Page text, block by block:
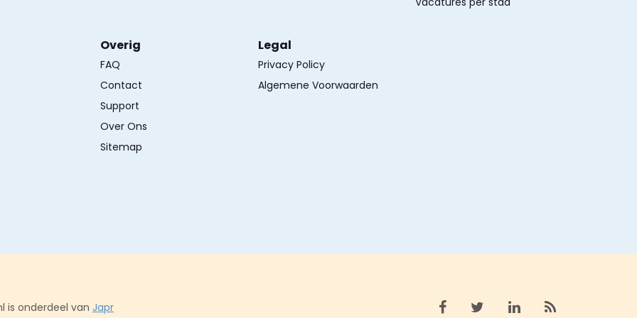
Overig
FAQ
Contact
Support
Over Ons
Sitemap
Legal
Privacy Policy
Algemene Voorwaarden
is onderdeel van Japr Bekijk facebook
Bekijk X (twitter)
Bekijk linkedin
Bekijk rss